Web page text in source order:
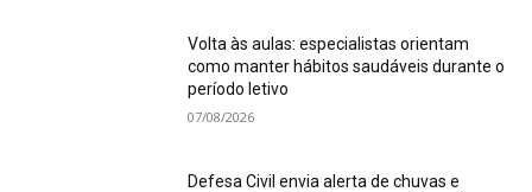
Volta às aulas: especialistas orientam
como manter hábitos saudáveis durante o
período letivo
07/08/2026
Defesa Civil envia alerta de chuvas e